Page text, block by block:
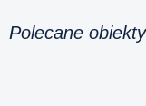
Polecane obiekty